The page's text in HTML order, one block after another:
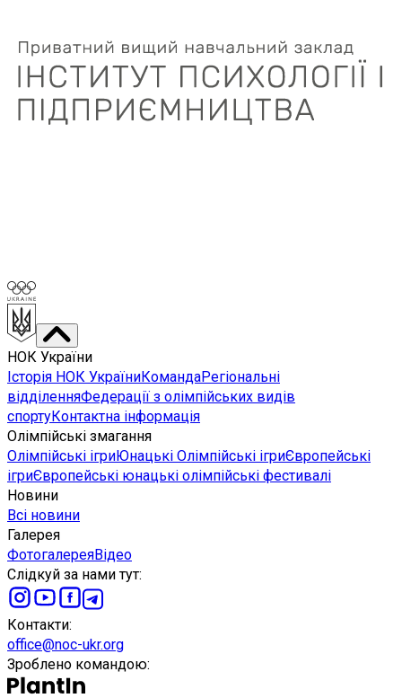
НОК України
Історія НОК УкраїниКомандаРегіональні
відділенняФедерації з олімпійських видів
спортуКонтактна інформація
Олімпійські змагання
Олімпійські ігриЮнацькі Олімпійські ігриЄвропейські
ігриЄвропейські юнацькі олімпійські фестивалі
Новини
Всі новини
Галерея
ФотогалереяВідео
Слідкуй за нами тут:
Контакти:
office@noc-ukr.org
Зроблено командою: